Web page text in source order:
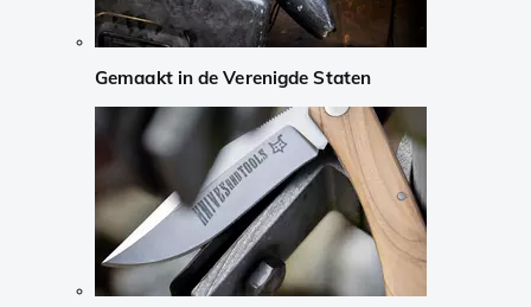
Gemaakt in de Verenigde Staten